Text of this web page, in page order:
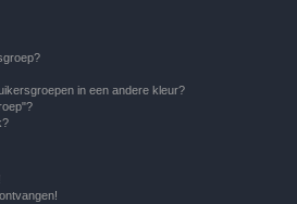
in een andere kleur?